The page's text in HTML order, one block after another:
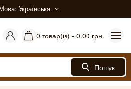
Мова Українська
0 товар(ів) - 0.00 грн.
Пошук